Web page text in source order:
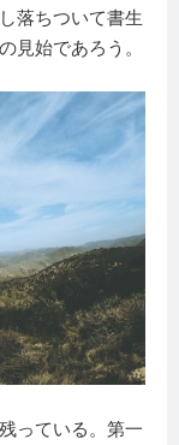
落ちついて書生
見始であろう。
っている。第一